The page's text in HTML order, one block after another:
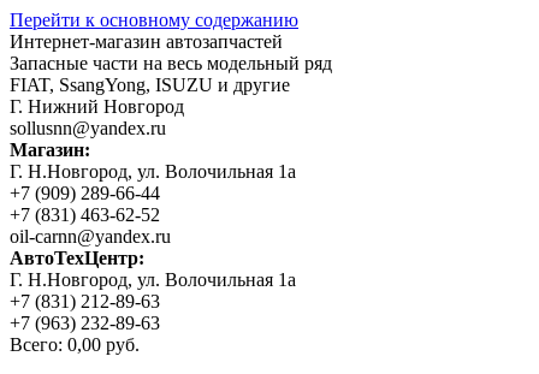
Перейти к основному содержанию
Интернет-магазин автозапчастей
Запасные части на весь модельный ряд
FIAT, SsangYong, ISUZU и другие
Г. Нижний Новгород
sollusnn@yandex.ru
Магазин:
Г. Н.Новгород, ул. Волочильная 1а
+7 (909) 289-66-44
+7 (831) 463-62-52
oil-carnn@yandex.ru
АвтоТехЦентр:
Г. Н.Новгород, ул. Волочильная 1а
+7 (831) 212-89-63
+7 (963) 232-89-63
Всего: 0,00 руб.